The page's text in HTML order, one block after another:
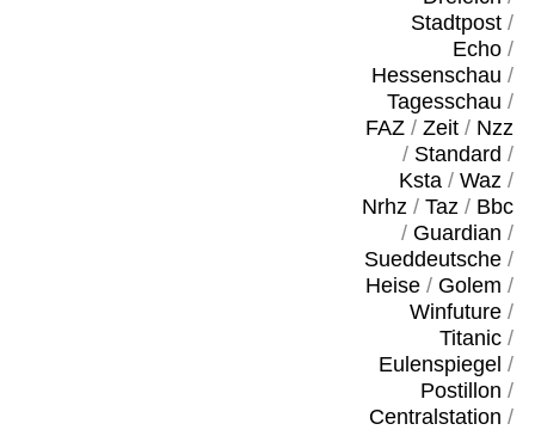
Stadtpost/
Echo/
Hessenschau /
Tagesschau /
FAZ/ Zeit/ Nzz
/ Standard /
Ksta/ Waz/
Nrhz/ Taz/ Bbc
/ Guardian /
Sueddeutsche/
Heise/ Golem /
Winfuture/
Titanic/
Eulenspiegel /
Postillon /
Centralstation /